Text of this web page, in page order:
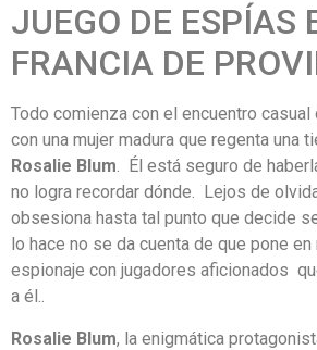
JUEGO DE ESPÍAS
FRANCIA DE
Todo comienza con el encuentro casual
con una mujer madura que regenta una
Rosalie Blum. Él está seguro de
no logra recordar dónde. Lejos de
obsesiona hasta tal punto que decide
lo hace no se da cuenta de que pone en
espionaje con jugadores aficionados
a él..
Rosalie Blum, la enigmática